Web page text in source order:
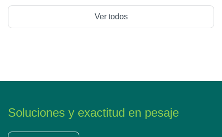
Ver todos
Soluciones y exactitud en pesaje